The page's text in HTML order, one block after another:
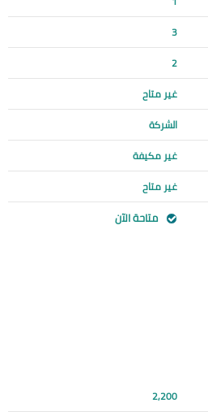
3
2
غير متاح
الشركة
غير مكيفة
غير متاح
متاحة الآن
2,200